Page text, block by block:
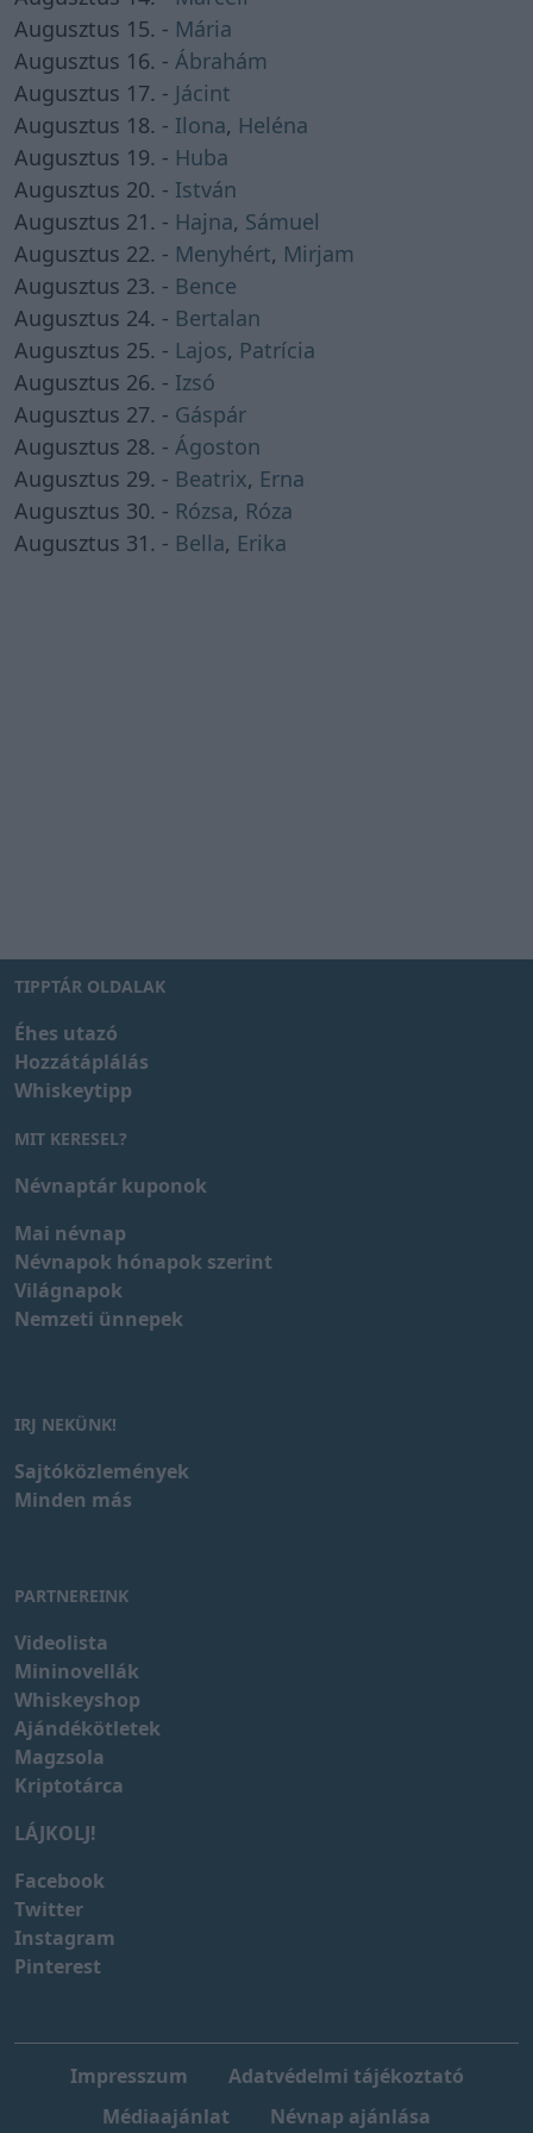
Augusztus 15. - Mária
Augusztus 16. - Ábrahám
Augusztus 17. - Jácint
Augusztus 18. - Ilona, Heléna
Augusztus 19. - Huba
Augusztus 20. - István
Augusztus 21. - Hajna, Sámuel
Augusztus 22. - Menyhért, Mirjam
Augusztus 23. - Bence
Augusztus 24. - Bertalan
Augusztus 25. - Lajos, Patrícia
Augusztus 26. - Izsó
Augusztus 27. - Gáspár
Augusztus 28. - Ágoston
Augusztus 29. - Beatrix, Erna
Augusztus 30. - Rózsa, Róza
Augusztus 31. - Bella, Erika
TIPPTÁR OLDALAK
Éhes utazó
Hozzátáplálás
Whiskeytipp
MIT KERESEL?
Névnaptár kuponok
Mai névnap
Névnapok hónapok szerint
Világnapok
Nemzeti ünnepek
IRJ NEKÜNK!
Sajtóközlemények
Minden más
PARTNEREINK
Videolista
Mininovellák
Whiskeyshop
Ajándékötletek
Magzsola
Kriptotárca
LÁJKOLJ!
Facebook
Twitter
Instagram
Pinterest
Impresszum
Adatvédelmi tájékoztató
Médiaajánlat
Névnap ajánlása